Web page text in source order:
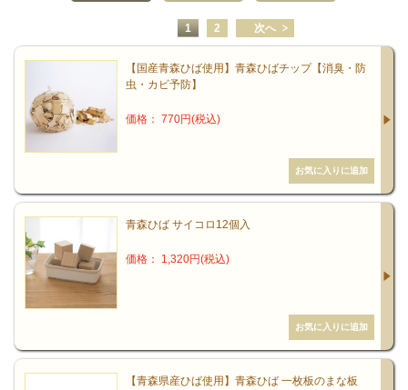
平安時代後期に建てられた岩手県平泉町の中尊寺金色堂は、建材の
９割が青森ヒバだということです。
身近な暮らしの中では防虫スプレーとしても利用されています。ま
暮らしに役立つ青森ひばの力
１．抗菌作用・・・ 雑菌を寄せ付けません。
２．リラックス・・・香りが気持ちをリラックスさせます。
３．防虫効果・・・シロアリ、ダニ、ゴキブリなど、虫を寄せ付け
４．防臭・消臭効果・・・不快な臭いを抑え、アンモニアなどへの
1 2 次へ
【国産青森ひば使用】青森ひばチップ【消臭・防
虫・カビ予防】
価格： 770円(税込)
青森ひば サイコロ12個入
価格： 1,320円(税込)
【青森県産ひば使用】青森ひば 一枚板のまな板